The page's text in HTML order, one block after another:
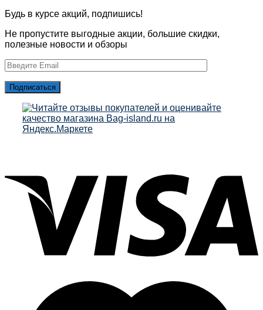
Будь в курсе акций, подпишись!
Не пропустите выгодные акции, большие скидки,
полезные новости и обзоры